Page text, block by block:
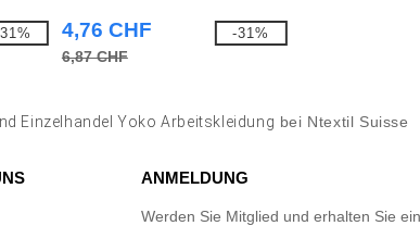
4,76 CHF
6,87 CHF
-31%
Einzelhandel Yoko Arbeitskleidung bei Ntextil Suisse
ANMELDUNG
Werden Sie Mitglied und erhalten Sie